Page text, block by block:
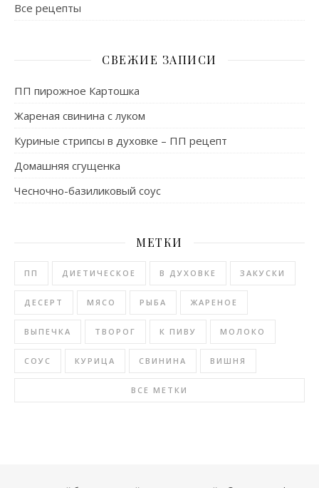
Все рецепты
СВЕЖИЕ ЗАПИСИ
ПП пирожное Картошка
Жареная свинина с луком
Куриные стрипсы в духовке – ПП рецепт
Домашняя сгущенка
Чесночно-базиликовый соус
МЕТКИ
ПП ДИЕТИЧЕСКОЕ В ДУХОВКЕ ЗАКУСКИ
ДЕСЕРТ МЯСО РЫБА ЖАРЕНОЕ
ВЫПЕЧКА ТВОРОГ К ПИВУ МОЛОКО
СОУС КУРИЦА СВИНИНА ВИШНЯ
ВСЕ МЕТКИ